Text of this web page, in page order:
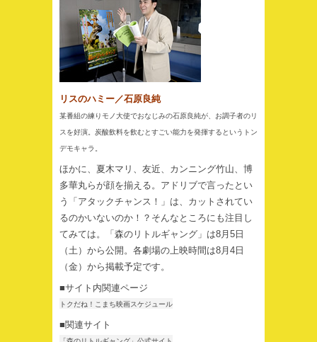
リスのハミー／石原良純
某番組の練りモノ大使でおなじみの石原良純が、お調子者のリ
スを好演。炭酸飲料を飲むとすごい能力を発揮するというトン
デモキャラ。
ほかに、夏木マリ、友近、カンニング竹山、博
多華丸らが顔を揃える。アドリブで言ったとい
う「アタックチャンス！」は、カットされてい
るのかいないのか！？そんなところにも注目し
てみては。「森のリトルギャング」は8月5日
（土）から公開。各劇場の上映時間は8月4日
（金）から掲載予定です。
■サイト内関連ページ
トクだね！こまち映画スケジュール
■関連サイト